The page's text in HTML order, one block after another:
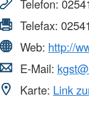
Telefon:
Telefax:
Web: http://
E-Mail:
Karte: Link